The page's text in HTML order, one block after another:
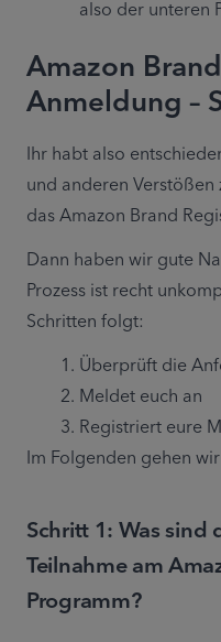
also der unteren
Amazon
Anmeldung –
Ihr habt also
und anderen
das Amazon Brand
Dann haben wir gute
Prozess ist recht
Schritten folgt:
Überprüft die
Meldet euch an
Registriert eure
Im Folgenden gehen
Schritt 1: Was
Teilnahme am
Programm?